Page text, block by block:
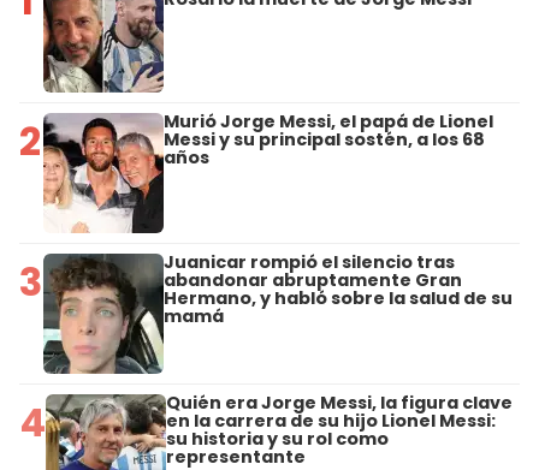
2 Murió Jorge Messi, el papá de Lionel
Messi y su principal sostén, a los 68
años
3 Juanicar rompió el silencio tras
abandonar abruptamente Gran
Hermano, y habló sobre la salud de su
mamá
4 Quién era Jorge Messi, la figura clave
en la carrera de su hijo Lionel Messi:
su historia y su rol como
representante